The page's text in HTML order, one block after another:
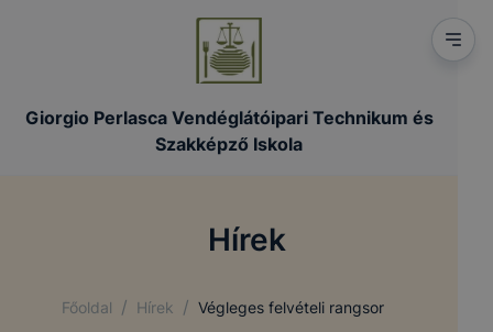
Giorgio Perlasca Vendéglátóipari Technikum és
Szakképző Iskola
Hírek
Főoldal / Hírek / Végleges felvételi rangsor